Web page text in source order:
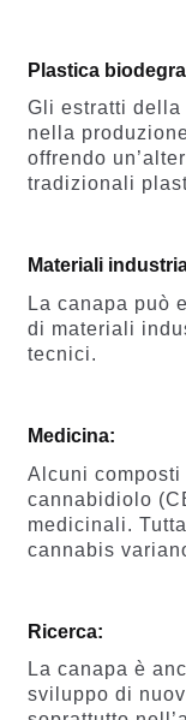
Plastica
Gli estratti della
nella
offrendo
tradizionali
Materiali
La canapa può
di materiali
tecnici.
Medicina:
Alcuni composti
cannabidiolo
medicinali.
cannabis
Ricerca:
La canapa è
sviluppo di